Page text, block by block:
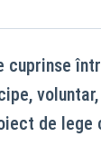
de lege